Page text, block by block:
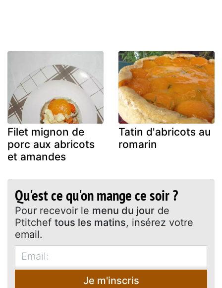
Filet mignon de
porc aux abricots
et amandes
Tatin d'abricots au
romarin
Qu'est ce qu'on mange ce soir ?
Pour recevoir le menu du jour de
Ptitchef tous les matins, insérez votre
email.
Je m'inscris